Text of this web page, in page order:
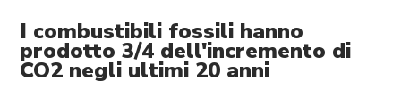
I combustibili fossili hanno
prodotto 3/4 dell'incremento di
CO2 negli ultimi 20 anni